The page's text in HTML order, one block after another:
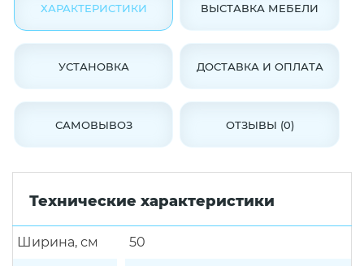
ХАРАКТЕРИСТИКИ ВЫСТАВКА МЕБЕЛИ
УСТАНОВКА ДОСТАВКА И ОПЛАТА
САМОВЫВОЗ ОТЗЫВЫ (0)
Технические характеристики
Ширина, см 50